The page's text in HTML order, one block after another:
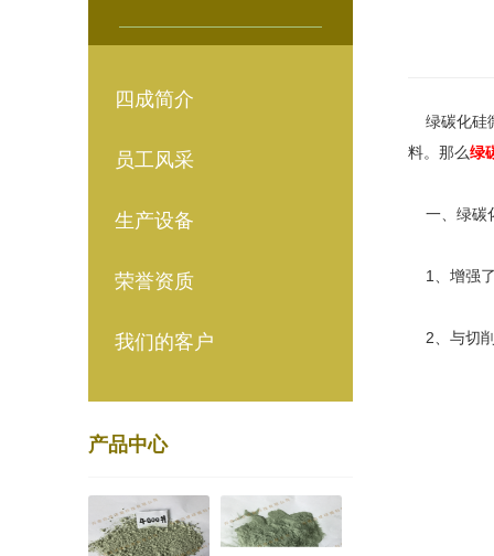
四成简介
员工风采
生产设备
荣誉资质
我们的客户
产品中心
绿碳化硅
料。那么绿
一、绿碳
1、增强
2、与切